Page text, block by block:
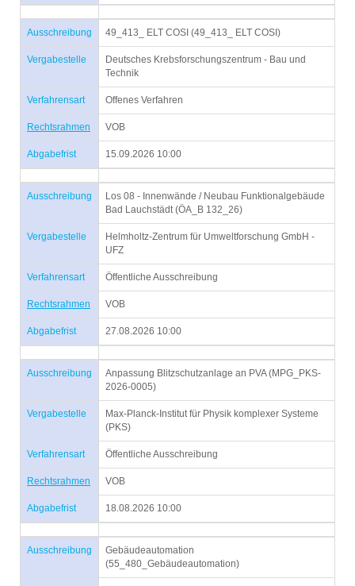
Ausschreibung 49_413_ ELT COSI (49_413_ ELT COSI)
Vergabestelle
Deutsches Krebsforschungszentrum - Bau und
Technik
Verfahrensart Offenes Verfahren
Rechtsrahmen VOB
Abgabefrist 15.09.2026 10:00
Ausschreibung
Los 08 - Innenwände / Neubau Funktionalgebäude
Bad Lauchstädt (ÖA_B 132_26)
Vergabestelle
Helmholtz-Zentrum für Umweltforschung GmbH -
UFZ
Verfahrensart Öffentliche Ausschreibung
Rechtsrahmen VOB
Abgabefrist 27.08.2026 10:00
Ausschreibung
Anpassung Blitzschutzanlage an PVA (MPG_PKS-
2026-0005)
Vergabestelle
Max-Planck-Institut für Physik komplexer Systeme
(PKS)
Verfahrensart Öffentliche Ausschreibung
Rechtsrahmen VOB
Abgabefrist 18.08.2026 10:00
Ausschreibung
Gebäudeautomation
(55_480_Gebäudeautomation)